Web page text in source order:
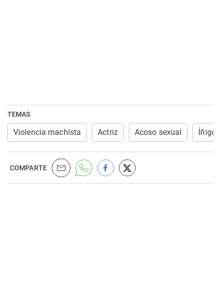
TEMAS
Violencia machista Actriz Acoso sexual Íñigo
COMPARTE